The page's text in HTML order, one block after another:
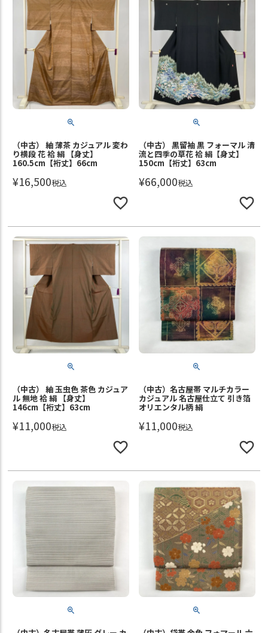
（中古） 紬 薄茶 カジュアル 変わ
り横段 花 袷 絹 【身丈】
160.5cm【裄丈】66cm
¥16,500税込
（中古） 黒留袖 黒 フォーマル 清
流と四季の草花 袷 絹【身丈】
150cm【裄丈】63cm
¥66,000税込
（中古） 紬 玉虫色 茶色 カジュア
ル 無地 袷 絹 【身丈】
146cm【裄丈】63cm
¥11,000税込
（中古）名古屋帯 マルチカラー
カジュアル 名古屋仕立て 引き箔
オリエンタル柄 絹
¥11,000税込